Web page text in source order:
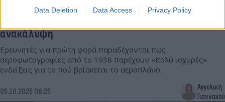
Data Deletion Data Access Privacy Policy
Είναι αυτό το χαμένο αεροπλάνο της Αμέλια
ανακάλυψη
Ερευνητές για πρώτη φορά παραδέχονται πως
αεροφωτογραφίες από το 1938 παρέχουν «πολύ ισχυρές»
ενδείξεις για το πού βρίσκεται το αεροπλάνο.
05.10.2025 08:25
Αγγελική
Γιαννακού